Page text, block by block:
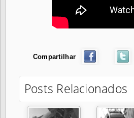
Compartilhar
Posts Relacionados